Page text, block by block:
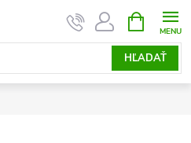
HĽADAŤ
KOŠÍK